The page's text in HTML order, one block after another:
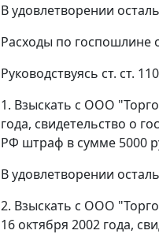
В удовлетворении
Расходы по госпошлине
Руководствуясь ст. ст. 110
1. Взыскать с ООО
года, свидетельство о
РФ штраф в сумме 5000
В удовлетворении
2. Взыскать с ООО
16 октября 2002 года,